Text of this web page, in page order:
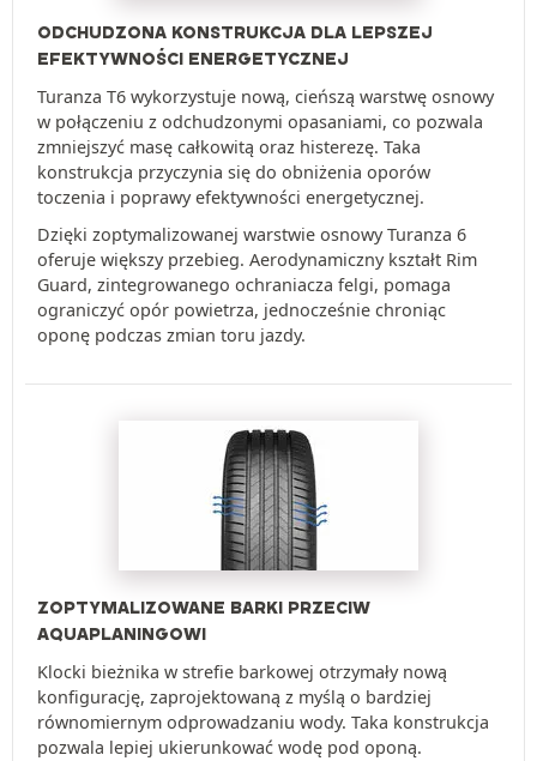
ODCHUDZONA KONSTRUKCJA DLA LEPSZEJ
EFEKTYWNOŚCI ENERGETYCZNEJ
Turanza T6 wykorzystuje nową, cieńszą warstwę osnowy
w połączeniu z odchudzonymi opasaniami, co pozwala
zmniejszyć masę całkowitą oraz histerezę. Taka
konstrukcja przyczynia się do obniżenia oporów
toczenia i poprawy efektywności energetycznej.
Dzięki zoptymalizowanej warstwie osnowy Turanza 6
oferuje większy przebieg. Aerodynamiczny kształt Rim
Guard, zintegrowanego ochraniacza felgi, pomaga
ograniczyć opór powietrza, jednocześnie chroniąc
oponę podczas zmian toru jazdy.
ZOPTYMALIZOWANE BARKI PRZECIW
AQUAPLANINGOWI
Klocki bieżnika w strefie barkowej otrzymały nową
konfigurację, zaprojektowaną z myślą o bardziej
równomiernym odprowadzaniu wody. Taka konstrukcja
pozwala lepiej ukierunkować wodę pod oponą.